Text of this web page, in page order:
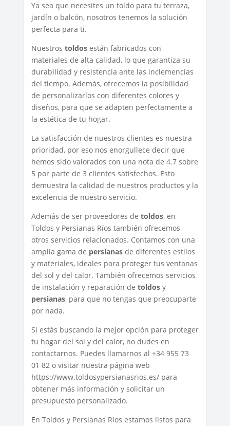
Ya sea que necesites un toldo para tu terraza,
jardín o balcón, nosotros tenemos la solución
perfecta para ti.
Nuestros toldosestán fabricados con
materiales de alta calidad, lo que garantiza su
durabilidad y resistencia ante las inclemencias
del tiempo. Además, ofrecemos la posibilidad
de personalizarlos con diferentes colores y
diseños, para que se adapten perfectamente a
la estética de tu hogar.
La satisfacción de nuestros clientes es nuestra
prioridad, por eso nos enorgullece decir que
hemos sido valorados con una nota de 4.7 sobre
5 por parte de 3 clientes satisfechos. Esto
demuestra la calidad de nuestros productos y la
excelencia de nuestro servicio.
Además de ser proveedores de toldos, en
Toldos y Persianas Ríos también ofrecemos
otros servicios relacionados. Contamos con una
amplia gama de persianasde diferentes estilos
y materiales, ideales para proteger tus ventanas
del sol y del calor. También ofrecemos servicios
de instalación y reparación de toldosy
persianas, para que no tengas que preocuparte
por nada.
Si estás buscando la mejor opción para proteger
tu hogar del sol y del calor, no dudes en
contactarnos. Puedes llamarnos al +34 955 73
01 82 o visitar nuestra página web
https://www.toldosypersianasrios.es/ para
obtener más información y solicitar un
presupuesto personalizado.
En Toldos y Persianas Ríos estamos listos para